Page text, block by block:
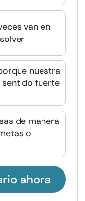
van en
nuestra
sentido fuerte
de manera
o
ahora